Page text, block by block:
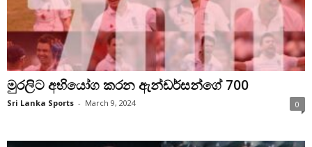
මුරලිට අභියෝග කරන ඇන්ඩර්සන්ගේ 700
Sri Lanka Sports - March 9, 2024 0